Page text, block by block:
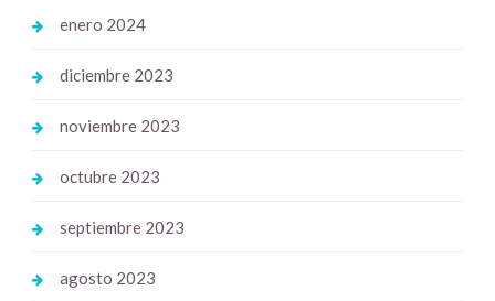
enero 2024
diciembre 2023
noviembre 2023
octubre 2023
septiembre 2023
agosto 2023